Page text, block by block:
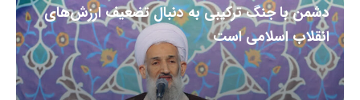
دشمن با جنگ ترکیبی به دنبال تضعیف ارزش‌های
انقلاب اسلامی است